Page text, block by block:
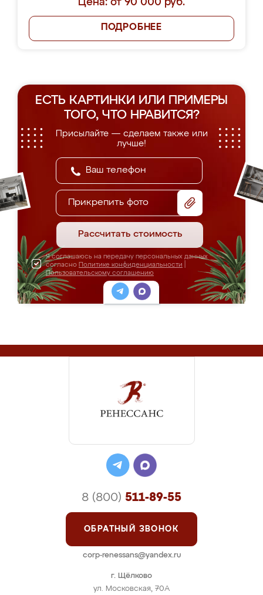
Цена: от 90 000 руб.
ПОДРОБНЕЕ
ЕСТЬ КАРТИНКИ ИЛИ ПРИМЕРЫ
ТОГО, ЧТО НРАВИТСЯ?
Присылайте — сделаем также или
лучше!
Прикрепить фото
Рассчитать стоимость
Я соглашаюсь на передачу персональных данных
согласно Политике конфиденциальности
Пользовательскому соглашению
г. Щёлково
ул. Московская, 70А
8 (800) 511-89-55
ОБРАТНЫЙ ЗВОНОК
corp-renessans@yandex.ru